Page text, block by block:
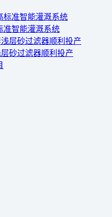
准智能灌溉系统
砂过滤器顺利投产